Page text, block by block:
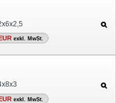
exkl. MwSt.
exkl. MwSt.